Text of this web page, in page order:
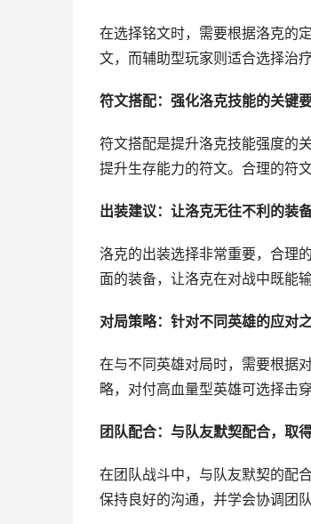
在选择铭文时，需要根据洛克的
文，而辅助型玩家则适合选择治
符文搭配：强化洛克技能的关键
符文搭配是提升洛克技能强度的
提升生存能力的符文。合理的符
出装建议：让洛克无往不利的装
洛克的出装选择非常重要，合理
面的装备，让洛克在对战中既能
对局策略：针对不同英雄的应对
在与不同英雄对局时，需要根据
略，对付高血量型英雄可选择击
团队配合：与队友默契配合，取
在团队战斗中，与队友默契的配
保持良好的沟通，并学会协调团